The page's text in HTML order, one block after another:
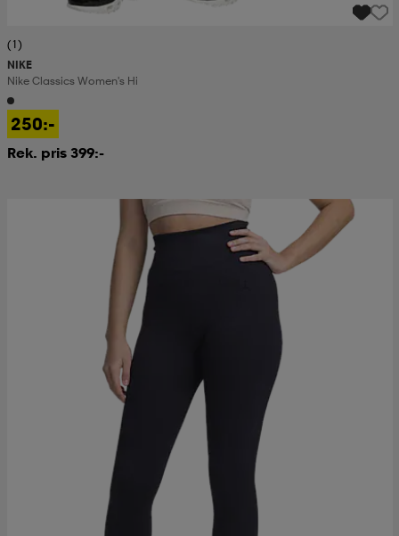
(1)
NIKE
Nike Classics Women's Hi
250:-
Rek. pris 399:-